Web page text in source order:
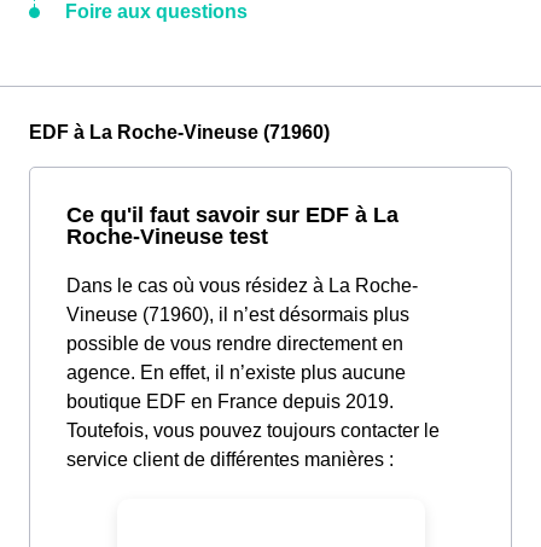
Foire aux questions
EDF à La Roche-Vineuse (71960)
Ce qu'il faut savoir sur EDF à La
Roche-Vineuse test
Dans le cas où vous résidez à La Roche-
Vineuse (71960), il n’est désormais plus
possible de vous rendre directement en
agence. En effet, il n’existe plus aucune
boutique EDF en France depuis 2019.
Toutefois, vous pouvez toujours contacter le
service client de différentes manières :